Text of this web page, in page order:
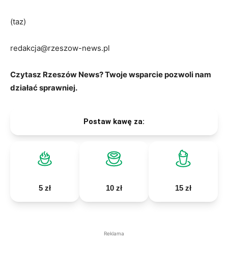
(taz)
redakcja@rzeszow-news.pl
Czytasz Rzeszów News? Twoje wsparcie pozwoli nam
działać sprawniej.
Postaw kawę za:
5 zł 10 zł 15 zł
Reklama